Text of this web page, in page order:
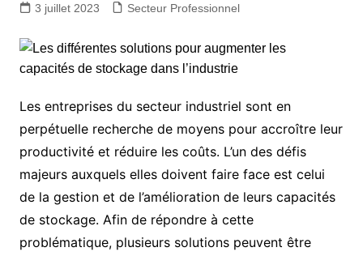
3 juillet 2023 Secteur Professionnel
Les entreprises du secteur industriel sont en
perpétuelle recherche de moyens pour accroître leur
productivité et réduire les coûts. L’un des défis
majeurs auxquels elles doivent faire face est celui
de la gestion et de l’amélioration de leurs capacités
de stockage. Afin de répondre à cette
problématique, plusieurs solutions peuvent être